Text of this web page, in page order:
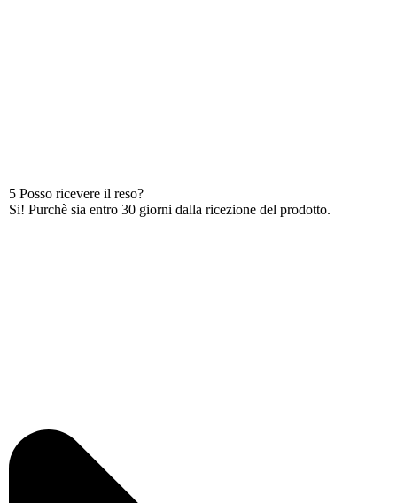
5 Posso ricevere il reso?
Si! Purchè sia entro 30 giorni dalla ricezione del prodotto.